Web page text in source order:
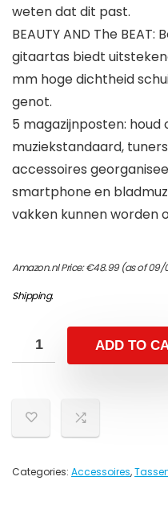
weten dat dit past.
BEAUTY AND The
gitaartas biedt
mm hoge dichtheid
genot.
5 magazijnposten: houd
muziekstandaard,
accessoires
smartphone en
vakken kunnen worden
Amazon.nl Price:€48.99(as of 09/
Shipping.
ADD TO
Categories: Accessoires,